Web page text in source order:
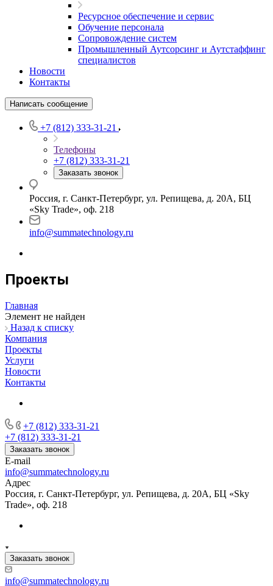
Ресурсное обеспечение и сервис
Обучение персонала
Сопровождение систем
Промышленный Аутсорсинг и Аутстаффинг
специалистов
Новости
Контакты
Написать сообщение
+7 (812) 333-31-21
Телефоны
+7 (812) 333-31-21
Заказать звонок
Россия, г. Санкт-Петербург, ул. Репищева, д. 20А, БЦ
«Sky Trade», оф. 218
info@summatechnology.ru
Проекты
Главная
Элемент не найден
Назад к списку
Компания
Проекты
Услуги
Новости
Контакты
+7 (812) 333-31-21
+7 (812) 333-31-21
Заказать звонок
E-mail
info@summatechnology.ru
Адрес
Россия, г. Санкт-Петербург, ул. Репищева, д. 20А, БЦ «Sky
Trade», оф. 218
Заказать звонок
info@summatechnology.ru